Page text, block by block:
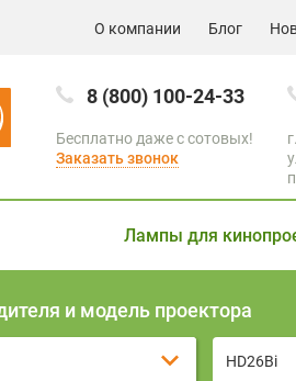
О компании Блог
8 (800) 100-24-33
Бесплатно даже с сотовых!
Заказать звонок
Лампы для
и модель проектора
HD26Bi